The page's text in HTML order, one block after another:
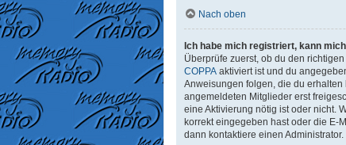
Nach oben
Ich habe mich registriert, kann
Überprüfe zuerst, ob du den
COPPA aktiviert ist und du
Anweisungen folgen, die du
angemeldeten Mitglieder erst
eine Aktivierung nötig ist oder nicht.
korrekt eingegeben hast oder die E-
dann kontaktiere einen Administrator.